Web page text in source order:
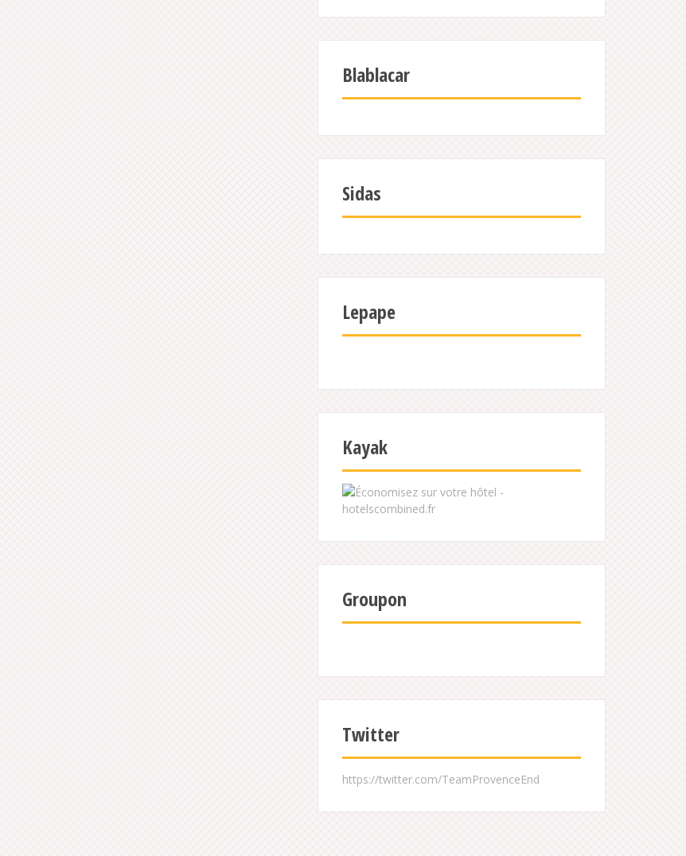
Blablacar
Sidas
Lepape
Kayak
Groupon
Twitter
https://twitter.com/TeamProvenceEnd